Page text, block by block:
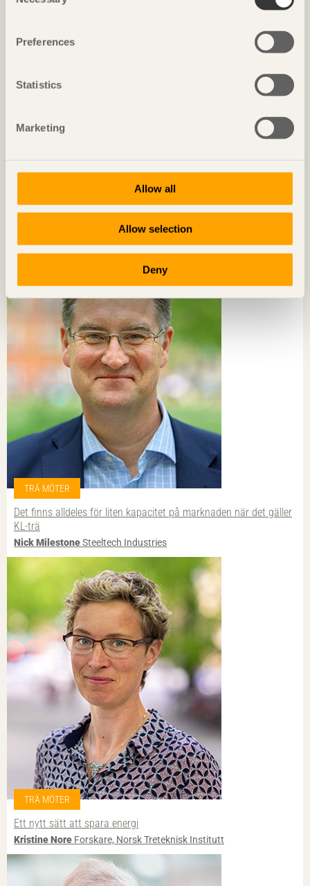
Preferences
Statistics
Marketing
Allow all
Allow selection
Deny
Jag jobbar ständigt med den bästa materialmixen
Grundare, Merz-Kley Partner
TRÄ MÖTER
Det finns alldeles för liten kapacitet på marknaden när det gäller
KL-trä
Nick MilestoneSteeltech Industries
TRÄ MÖTER
Ett nytt sätt att spara energi
Kristine Nore Forskare, Norsk Treteknisk Institutt